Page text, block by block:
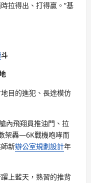
拉得出、打得贏。”基
斗
目的進犯、長途模仿
內飛翔員推油門、拉
架轟—6K戰機咆哮而
新辦公室規劃設計年
上藍天，熟習的推背